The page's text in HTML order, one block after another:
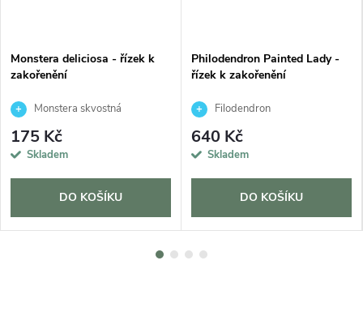
Monstera deliciosa - řízek k
zakořenění
Monstera skvostná
175 Kč
Skladem
DO KOŠÍKU
Philodendron Painted Lady -
řízek k zakořenění
Filodendron
640 Kč
Skladem
DO KOŠÍKU